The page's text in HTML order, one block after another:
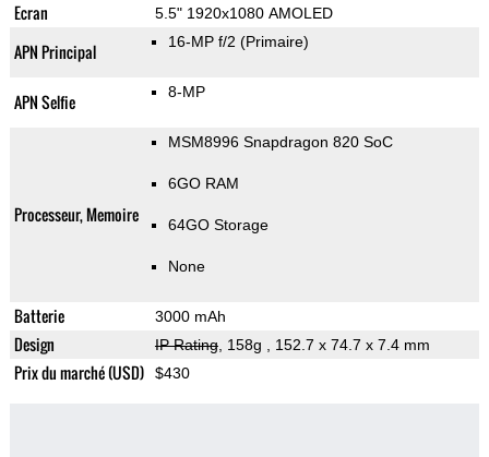
Ecran 5.5" 1920x1080 AMOLED
APN Principal 16-MP f/2 (Primaire)
APN Selfie 8-MP
Processeur, Memoire
MSM8996 Snapdragon 820 SoC
6GO RAM
64GO Storage
None
Batterie 3000 mAh
Design IP Rating, 158g , 152.7 x 74.7 x 7.4 mm
Prix du marché (USD) $430